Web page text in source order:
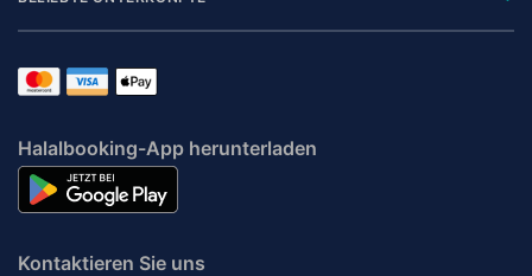
Halalbooking-App herunterladen
Kontaktieren Sie uns